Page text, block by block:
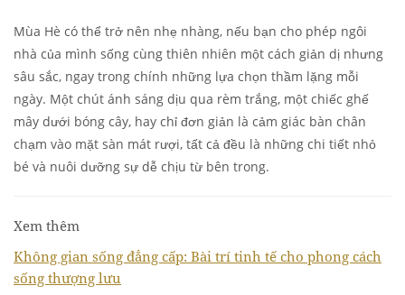
Mùa Hè có thể trở nên nhẹ nhàng, nếu bạn cho phép ngôi
nhà của mình sống cùng thiên nhiên một cách giản dị nhưng
sâu sắc, ngay trong chính những lựa chọn thầm lặng mỗi
ngày. Một chút ánh sáng dịu qua rèm trắng, một chiếc ghế
mây dưới bóng cây, hay chỉ đơn giản là cảm giác bàn chân
chạm vào mặt sàn mát rượi, tất cả đều là những chi tiết nhỏ
bé và nuôi dưỡng sự dễ chịu từ bên trong.
Xem thêm
Không gian sống đẳng cấp: Bài trí tinh tế cho phong cách
sống thượng lưu